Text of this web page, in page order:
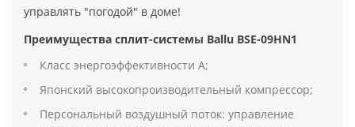
управлять "погодой" в доме!
Преимущества сплит-системы Ballu BSE-09HN1
Класс энергоэффективности А;
Японский высокопроизводительный компрессор;
Персональный воздушный поток: управление